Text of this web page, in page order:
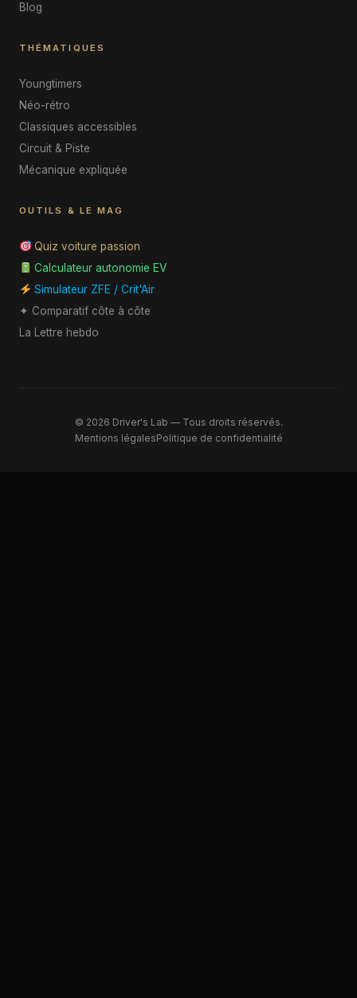
Blog
THÉMATIQUES
Youngtimers
Néo-rétro
Classiques accessibles
Circuit & Piste
Mécanique expliquée
OUTILS & LE MAG
Quiz voiture passion
Calculateur autonomie EV
Simulateur ZFE / Crit'Air
✦ Comparatif côte à côte
La Lettre hebdo
© 2026 Driver's Lab — Tous droits réservés.
Mentions légalesPolitique de confidentialité